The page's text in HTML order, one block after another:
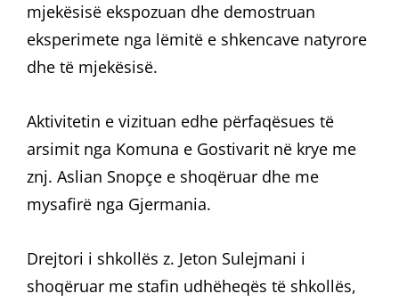
mjekësisë ekspozuan dhe demostruan
eksperimete nga lëmitë e shkencave natyrore
dhe të mjekësisë.
Aktivitetin e vizituan edhe përfaqësues të
arsimit nga Komuna e Gostivarit në krye me
znj. Aslian Snopçe e shoqëruar dhe me
mysafirë nga Gjermania.
Drejtori i shkollës z. Jeton Sulejmani i
shoqëruar me stafin udhëheqës të shkollës,